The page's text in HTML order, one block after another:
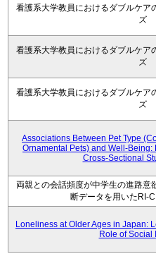
看護系大学教員におけるダブルケア
ズ
看護系大学教員におけるダブルケア
ズ
看護系大学教員におけるダブルケア
ズ
Associations Between Pet Type
Ornamental Pets) and Well-
Cross-Sectional
両親との会話頻度が中学生の進路意
断データを用いたRI-
Loneliness at Older Ages in Japan:
Role of Social